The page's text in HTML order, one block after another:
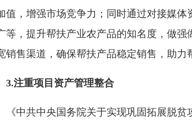
值，增强市场竞争力；同时通过对接媒
等，提升帮扶产业农产品的知名度，做强
销售渠道，确保帮扶产品稳定销售，助力
3.注重项目资产管理整合
《中共中央国务院关于实现巩固拓展脱